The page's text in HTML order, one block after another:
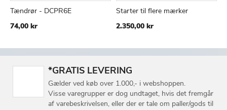
LISTE
Tændrør - DCPR6E
74,00 kr
LISTE
Starter til flere mærker
2.350,00 kr
*GRATIS LEVERING
Gælder ved køb over 1.000,- i webshoppen.
Visse varegrupper er dog undtaget, hvis det fremgår
af varebeskrivelsen, eller der er tale om paller/gods til